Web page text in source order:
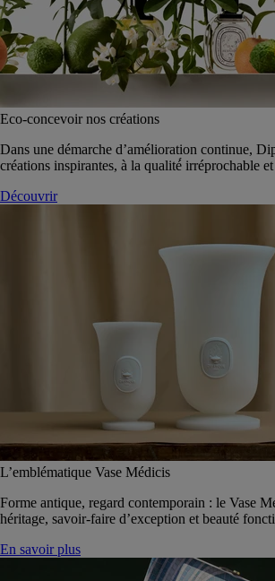
Eco-concevoir nos créations
Dans une démarche d’amélioration continue,
créations inspirantes, à la qualité́ irréprochable
Découvrir
L’emblématique Vase Médicis
Forme antique, regard contemporain : le Vase
héritage, savoir-faire d’exception et beauté
En savoir plus